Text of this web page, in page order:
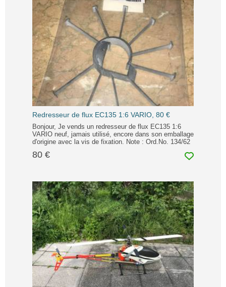
Redresseur de flux EC135 1:6 VARIO, 80 €
Bonjour, Je vends un redresseur de flux EC135 1:6
VARIO neuf, jamais utilisé, encore dans son emballage
d'origine avec la vis de fixation. Note : Ord.No. 134/62
80 €